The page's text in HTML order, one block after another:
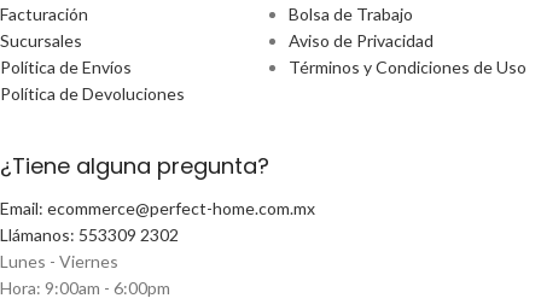
Facturación
Sucursales
Política de Envíos
Política de Devoluciones
Bolsa de Trabajo
Aviso de Privacidad
Términos y Condiciones de Uso
¿Tiene alguna pregunta?
Email: ecommerce@perfect-home.com.mx
Llámanos: 553309 2302
Lunes - Viernes
Hora: 9:00am - 6:00pm